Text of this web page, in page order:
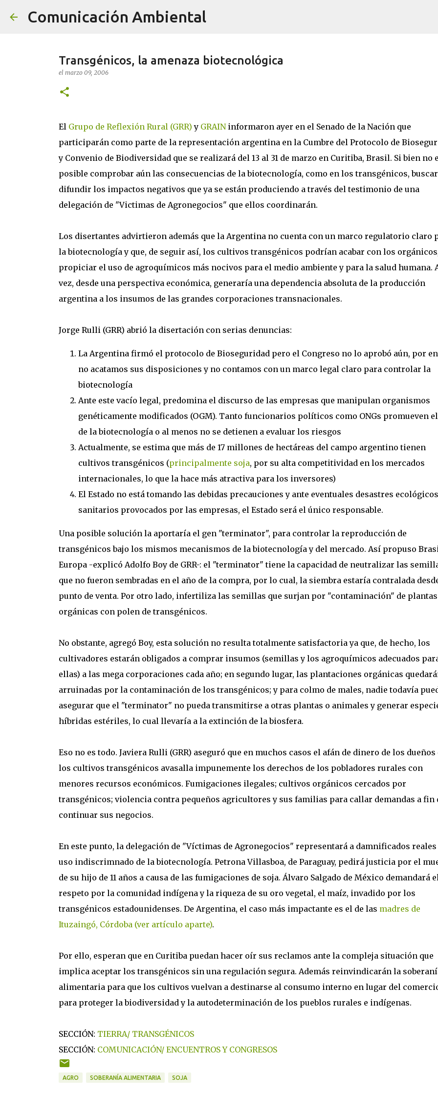
Comunicación Ambiental
Transgénicos, la amenaza biotecnológica
el marzo 09, 2006
El Grupo de Reflexión Rural (GRR) y GRAINinformaron ayer en el Senado de la Nación que
participarán como parte de la representación argentina en la Cumbre del Protocolo de
y Convenio de Biodiversidad que se realizará del 13 al 31 de marzo en Curitiba, Brasil. Si bien no
posible comprobar aún las consecuencias de la biotecnología, como en los transgénicos,
difundir los impactos negativos que ya se están produciendo a través del testimonio de una
delegación de "Victimas de Agronegocios" que ellos coordinarán.
Los disertantes advirtieron además que la Argentina no cuenta con un marco regulatorio claro
la biotecnología y que, de seguir así, los cultivos transgénicos podrían acabar con los
propiciar el uso de agroquímicos más nocivos para el medio ambiente y para la salud humana.
vez, desde una perspectiva económica, generaría una dependencia absoluta de la producción
argentina a los insumos de las grandes corporaciones transnacionales.
Jorge Rulli (GRR) abrió la disertación con serias denuncias:
La Argentina firmó el protocolo de Bioseguridad pero el Congreso no lo aprobó aún, por
no acatamos sus disposiciones y no contamos con un marco legal claro para controlar la
biotecnología
Ante este vacío legal, predomina el discurso de las empresas que manipulan organismos
genéticamente modificados (OGM). Tanto funcionarios políticos como ONGs promueven
de la biotecnología o al menos no se detienen a evaluar los riesgos
Actualmente, se estima que más de 17 millones de hectáreas del campo argentino tienen
cultivos transgénicos (principalmente soja, por su alta competitividad en los mercados
internacionales, lo que la hace más atractiva para los inversores)
El Estado no está tomando las debidas precauciones y ante eventuales desastres
sanitarios provocados por las empresas, el Estado será el único responsable.
Una posible solución la aportaría el gen "terminator", para controlar la reproducción de
transgénicos bajo los mismos mecanismos de la biotecnología y del mercado. Así propuso
Europa -explicó Adolfo Boy de GRR-: el "terminator" tiene la capacidad de neutralizar las
que no fueron sembradas en el año de la compra, por lo cual, la siembra estaría contralada
punto de venta. Por otro lado, infertiliza las semillas que surjan por "contaminación" de plantas
orgánicas con polen de transgénicos.
No obstante, agregó Boy, esta solución no resulta totalmente satisfactoria ya que, de hecho, los
cultivadores estarán obligados a comprar insumos (semillas y los agroquímicos adecuados
ellas) a las mega corporaciones cada año; en segundo lugar, las plantaciones orgánicas
arruinadas por la contaminación de los transgénicos; y para colmo de males, nadie todavía
asegurar que el "terminator" no pueda transmitirse a otras plantas o animales y generar
híbridas estériles, lo cual llevaría a la extinción de la biosfera.
Eso no es todo. Javiera Rulli (GRR) aseguró que en muchos casos el afán de dinero de los dueños
los cultivos transgénicos avasalla impunemente los derechos de los pobladores rurales con
menores recursos económicos. Fumigaciones ilegales; cultivos orgánicos cercados por
transgénicos; violencia contra pequeños agricultores y sus familias para callar demandas a fin
continuar sus negocios.
En este punto, la delegación de "Víctimas de Agronegocios" representará a damnificados reales
uso indiscrimnado de la biotecnología. Petrona Villasboa, de Paraguay, pedirá justicia por el
de su hijo de 11 años a causa de las fumigaciones de soja. Álvaro Salgado de México demandará
respeto por la comunidad indígena y la riqueza de su oro vegetal, el maíz, invadido por los
transgénicos estadounidenses. De Argentina, el caso más impactante es el de las madres de
Ituzaingó, Córdoba (ver artículo aparte).
Por ello, esperan que en Curitiba puedan hacer oír sus reclamos ante la compleja situación que
implica aceptar los transgénicos sin una regulación segura. Además reinvindicarán la
alimentaria para que los cultivos vuelvan a destinarse al consumo interno en lugar del
para proteger la biodiversidad y la autodeterminación de los pueblos rurales e indígenas.
SECCIÓN: TIERRA/ TRANSGÉNICOS
SECCIÓN: COMUNICACIÓN/ ENCUENTROS Y CONGRESOS
AGRO SOBERANÍA ALIMENTARIA SOJA